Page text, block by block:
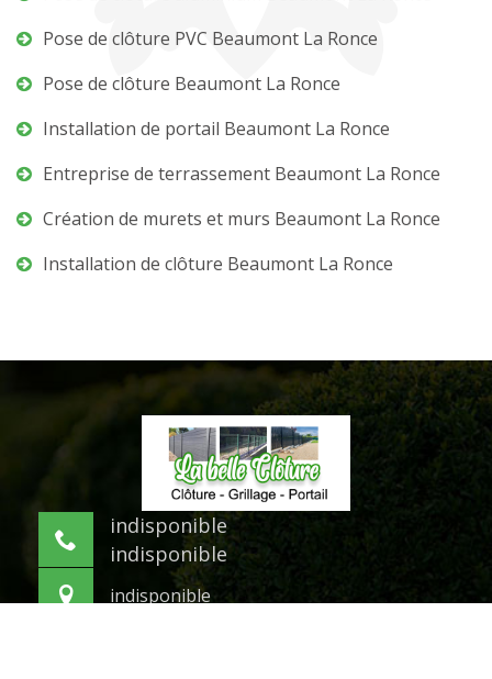
Pose de clôture PVC Beaumont La Ronce
Pose de clôture Beaumont La Ronce
Installation de portail Beaumont La Ronce
Entreprise de terrassement Beaumont La Ronce
Création de murets et murs Beaumont La Ronce
Installation de clôture Beaumont La Ronce
indisponible
indisponible
indisponible